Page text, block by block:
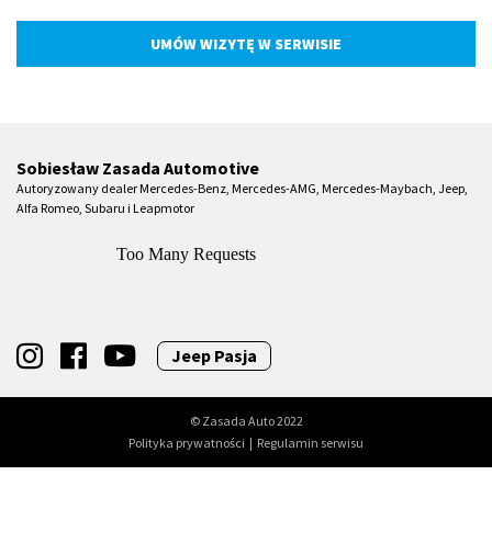
UMÓW WIZYTĘ W SERWISIE
Sobiesław Zasada Automotive
Autoryzowany dealer Mercedes-Benz, Mercedes-AMG, Mercedes-Maybach, Jeep,
Alfa Romeo, Subaru i Leapmotor
Jeep Pasja
© Zasada Auto 2022
Polityka prywatności | Regulamin serwisu